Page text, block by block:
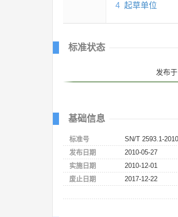
4 起草单位
标准状态
发布
基础信息
标准号
SN/T 2593.1-2010
发布日期
2010-05-27
实施日期
2010-12-01
废止日期
2017-12-22